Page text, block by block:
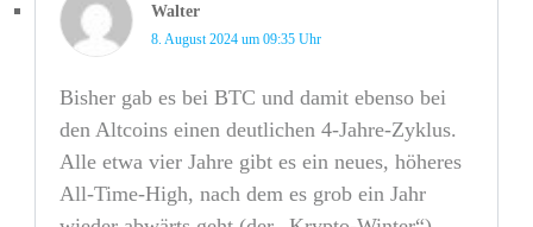
Walter
8. August 2024 um 09:35 Uhr
Bisher gab es bei BTC und damit ebenso bei
den Altcoins einen deutlichen 4-Jahre-Zyklus.
Alle etwa vier Jahre gibt es ein neues, höheres
All-Time-High, nach dem es grob ein Jahr